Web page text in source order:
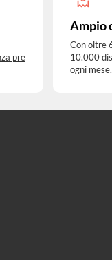
pre
Ampio
Con oltre
10.000
ogni mese.